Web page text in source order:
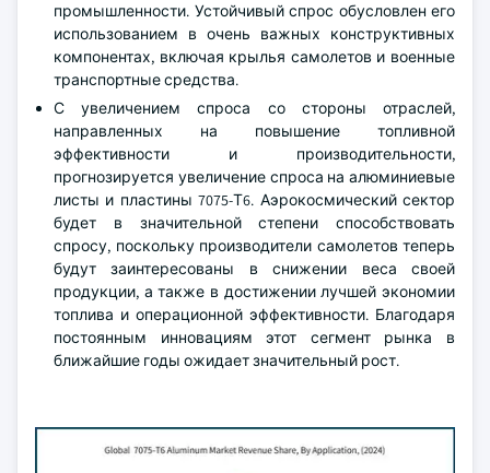
промышленности. Устойчивый спрос обусловлен его
использованием в очень важных конструктивных
компонентах, включая крылья самолетов и военные
транспортные средства.
С увеличением спроса со стороны отраслей,
направленных на повышение топливной
эффективности и производительности,
прогнозируется увеличение спроса на алюминиевые
листы и пластины 7075-Т6. Аэрокосмический сектор
будет в значительной степени способствовать
спросу, поскольку производители самолетов теперь
будут заинтересованы в снижении веса своей
продукции, а также в достижении лучшей экономии
топлива и операционной эффективности. Благодаря
постоянным инновациям этот сегмент рынка в
ближайшие годы ожидает значительный рост.